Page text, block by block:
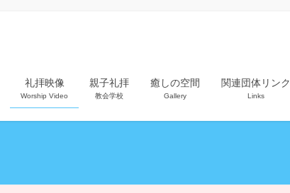
礼拝映像
Worship Video
親子礼拝
教会学校
癒しの空間
Gallery
関連団体リンク
Links